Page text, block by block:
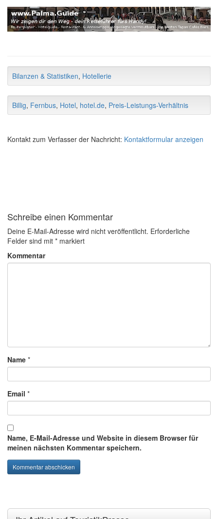
Bilanzen & Statistiken, Hotellerie
Billig, Fernbus, Hotel, hotel.de, Preis-Leistungs-Verhältnis
Kontakt zum Verfasser der Nachricht: Kontaktformular anzeigen
Schreibe einen Kommentar
Deine E-Mail-Adresse wird nicht veröffentlicht. Erforderliche
Felder sind mit * markiert
Kommentar
Name *
Email *
Name, E-Mail-Adresse und Website in diesem Browser für
meinen nächsten Kommentar speichern.